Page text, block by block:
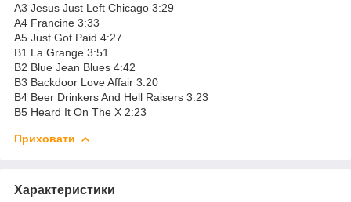
A3 Jesus Just Left Chicago 3:29
A4 Francine 3:33
A5 Just Got Paid 4:27
B1 La Grange 3:51
B2 Blue Jean Blues 4:42
B3 Backdoor Love Affair 3:20
B4 Beer Drinkers And Hell Raisers 3:23
B5 Heard It On The X 2:23
Приховати
Характеристики